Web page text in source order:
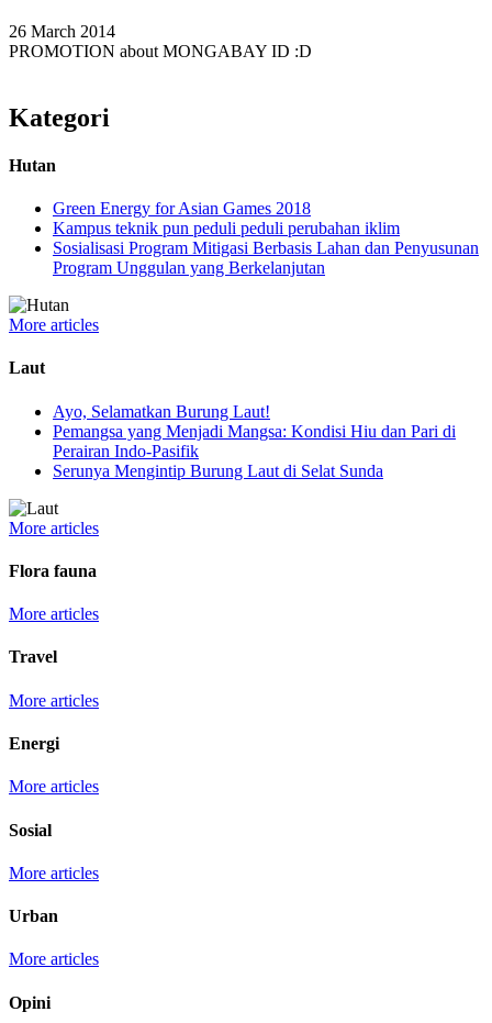
26 March 2014
PROMOTION about MONGABAY ID :D
Kategori
Hutan
Green Energy for Asian Games 2018
Kampus teknik pun peduli peduli perubahan iklim
Sosialisasi Program Mitigasi Berbasis Lahan dan Penyusunan
Program Unggulan yang Berkelanjutan
More articles
Laut
Ayo, Selamatkan Burung Laut!
Pemangsa yang Menjadi Mangsa: Kondisi Hiu dan Pari di
Perairan Indo-Pasifik
Serunya Mengintip Burung Laut di Selat Sunda
More articles
Flora fauna
More articles
Travel
More articles
Energi
More articles
Sosial
More articles
Urban
More articles
Opini